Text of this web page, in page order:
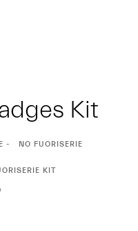
Kit
NO FUORISERIE
KIT